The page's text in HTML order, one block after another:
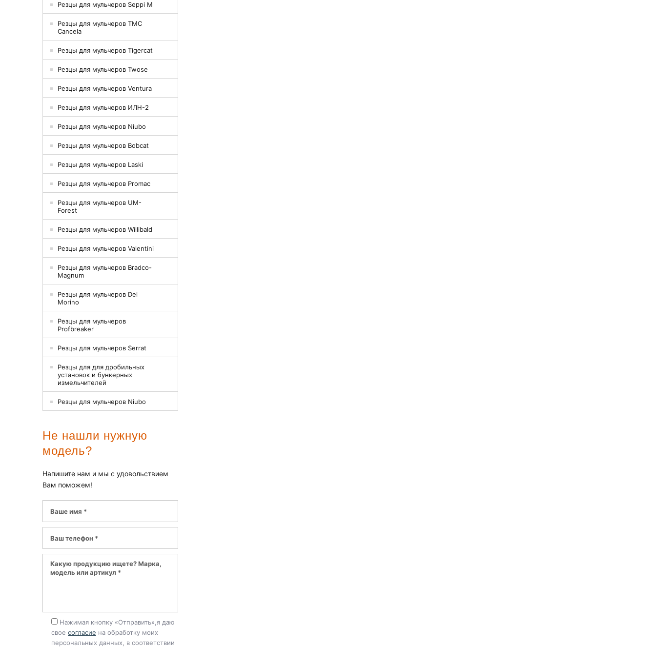
Резцы для мульчеров Seppi M
Резцы для мульчеров TMC
Cancela
Резцы для мульчеров Tigercat
Резцы для мульчеров Twose
Резцы для мульчеров Ventura
Резцы для мульчеров ИЛН-2
Резцы для мульчеров Niubo
Резцы для мульчеров Bobcat
Резцы для мульчеров Laski
Резцы для мульчеров Promac
Резцы для мульчеров UM-
Forest
Резцы для мульчеров Willibald
Резцы для мульчеров Valentini
Резцы для мульчеров Bradco-
Magnum
Резцы для мульчеров Del
Morino
Резцы для мульчеров
Profbreaker
Резцы для мульчеров Serrat
Резцы для для дробильных
установок и бункерных
измельчителей
Резцы для мульчеров Niubo
Не нашли нужную
модель?
Напишите нам и мы с удовольствием
Вам поможем!
Нажимая кнопку «Отправить»,я даю
свое согласие на обработку моих
персональных данных, в соответствии